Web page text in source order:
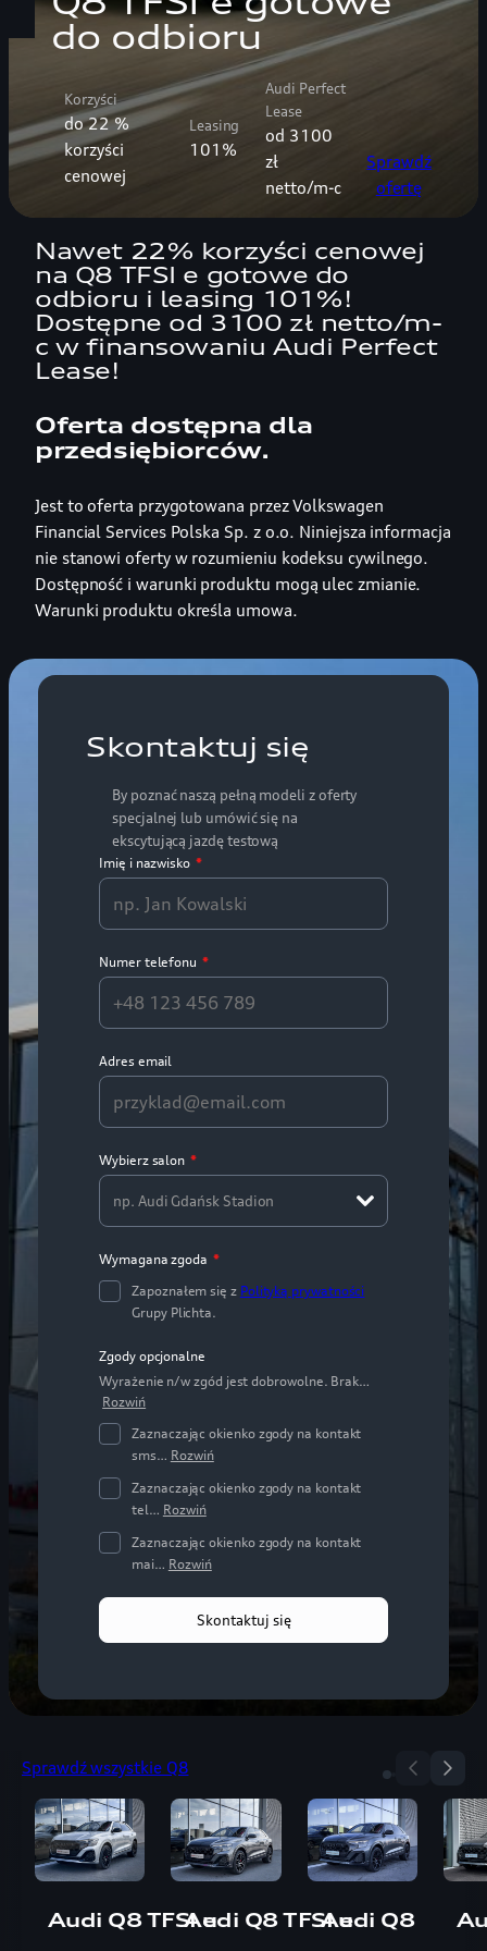
do odbioru
Korzyści
do 22 %
korzyści
cenowej
Leasing
101%
Audi Perfect
Lease
od 3100
zł
netto/m-c
Sprawdź
ofertę
Nawet 22% korzyści cenowej
na Q8 TFSI e gotowe do
odbioru i leasing 101%!
Dostępne od 3100 zł netto/m-
c w finansowaniu Audi Perfect
Lease!
Oferta dostępna dla
przedsiębiorców.
Jest to oferta przygotowana przez Volkswagen
Financial Services Polska Sp. z o.o. Niniejsza informacja
nie stanowi oferty w rozumieniu kodeksu cywilnego.
Dostępność i warunki produktu mogą ulec zmianie.
Warunki produktu określa umowa.
Skontaktuj się
By poznać naszą pełną modeli z oferty
specjalnej lub umówić się na
ekscytującą jazdę testową
Imię i nazwisko *
Numer telefonu *
Adres email
Wybierz salon *
np. Audi Gdańsk Stadion
Wymagana zgoda *
Zapoznałem się z Polityką prywatności
Grupy Plichta.
Zgody opcjonalne
Wyrażenie n/w zgód jest dobrowolne. Brak…
Rozwiń
Zaznaczając okienko zgody na kontakt
sms… Rozwiń
Zaznaczając okienko zgody na kontakt
tel… Rozwiń
Zaznaczając okienko zgody na kontakt
mai… Rozwiń
Skontaktuj się
Sprawdź wszystkie Q8
Audi Q8 TFSI eAudi Q8 TFSI eAudi Q8